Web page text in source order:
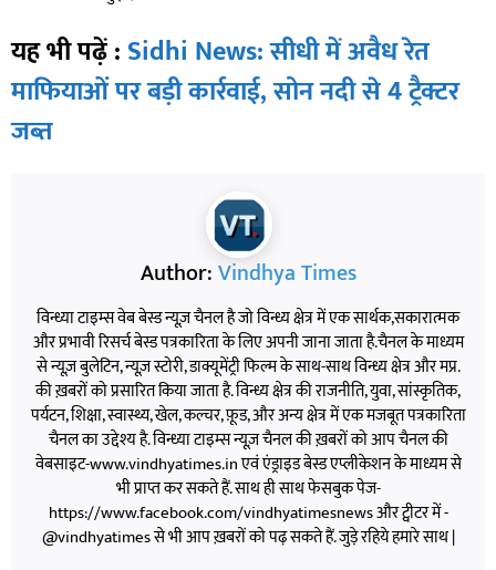
यह भी पढ़ें : Sidhi News: सीधी में अवैध रेत
माफियाओं पर बड़ी कार्रवाई, सोन नदी से 4 ट्रैक्टर
जब्त
Author:Vindhya Times
विन्ध्या टाइम्स वेब बेस्ड न्यूज़ चैनल है जो विन्ध्य क्षेत्र में एक सार्थक,सकारात्मक
और प्रभावी रिसर्च बेस्ड पत्रकारिता के लिए अपनी जाना जाता है.चैनल के माध्यम
से न्यूज़ बुलेटिन, न्यूज़ स्टोरी, डाक्यूमेंट्री फिल्म के साथ-साथ विन्ध्य क्षेत्र और मप्र.
की ख़बरों को प्रसारित किया जाता है. विन्ध्य क्षेत्र की राजनीति, युवा, सांस्कृतिक,
पर्यटन, शिक्षा, स्वास्थ्य, खेल, कल्चर, फ़ूड, और अन्य क्षेत्र में एक मजबूत पत्रकारिता
चैनल का उद्देश्य है. विन्ध्या टाइम्स न्यूज़ चैनल की ख़बरों को आप चैनल की
वेबसाइट-www.vindhyatimes.in एवं एंड्राइड बेस्ड एप्लीकेशन के माध्यम से
भी प्राप्त कर सकते हैं. साथ ही साथ फेसबुक पेज-
https://www.facebook.com/vindhyatimesnews और ट्वीटर में -
@vindhyatimes से भी आप ख़बरों को पढ़ सकते हैं. जुड़े रहिये हमारे साथ |